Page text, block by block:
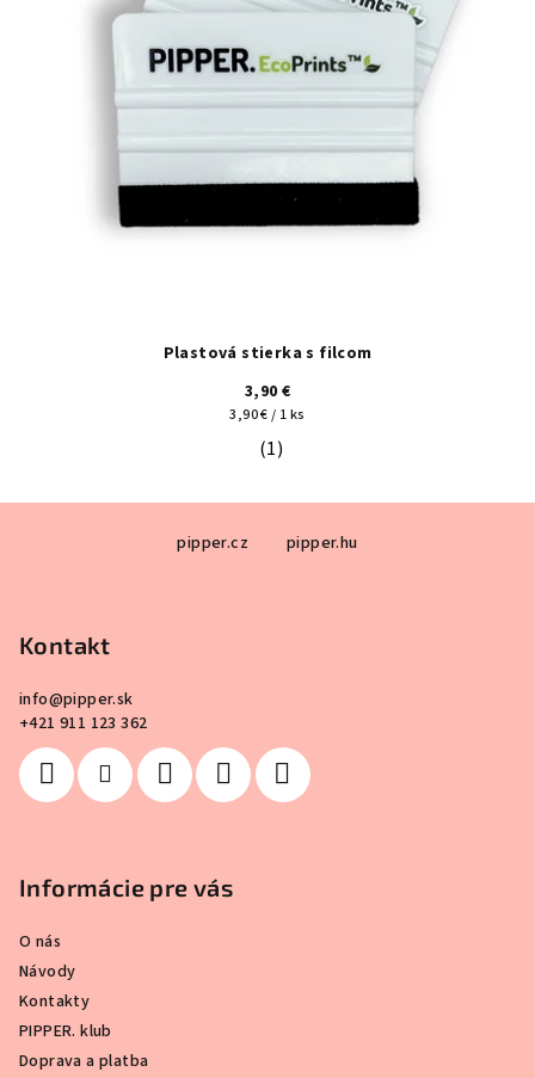
Plastová stierka s filcom
3,90 €
Jednotková
cena:
3,90 € / 1 ks
Priemerné hodnotenie produktu
(1)
pipper.cz pipper.hu
Kontakt
info@pipper.sk
+421 911 123 362
Informácie pre vás
O nás
Návody
Kontakty
PIPPER. klub
Doprava a platba